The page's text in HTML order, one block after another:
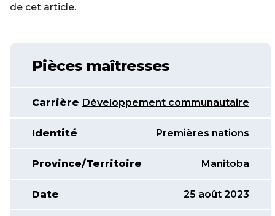
de cet article.
Pièces maîtresses
Carrière Développement communautaire
Identité Premières nations
Province/Territoire Manitoba
Date 25 août 2023